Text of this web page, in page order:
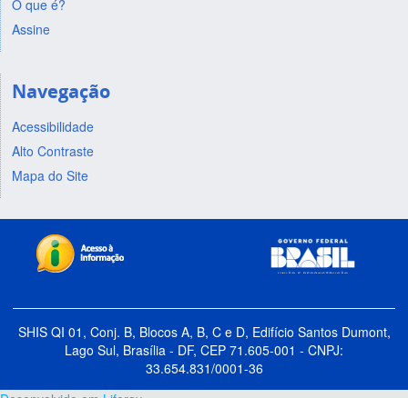
O que é?
Assine
Navegação
Acessibilidade
Alto Contraste
Mapa do Site
SHIS QI 01, Conj. B, Blocos A, B, C e D, Edifício Santos Dumont,
Lago Sul, Brasília - DF, CEP 71.605-001 - CNPJ:
33.654.831/0001-36